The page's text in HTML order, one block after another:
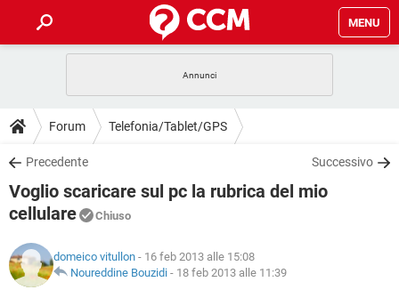
MENU
INTRATTENIMENTO ANDROID
iOS
INSTAGRAM WHATSAPP
TIKTOK
HARDWARE
GUIDE
COVID-19 GAMING
iOS
TIKTOK FACEBOOK
DOWNLOAD
COVID-19 GAMING
INTRATTENIMENTO
iOS WINDOWS 10
INSTAGRAM
FORUM
INTRATTENIMENTO ANDROID
GLOSSARIO
COVID-19
Forum Telefonia/Tablet/GPS
Precedente Successivo
Voglio scaricare sul pc la rubrica del mio
cellulare
Chiuso
domeico vitullon - 16 feb 2013 alle 15:08
Noureddine Bouzidi - 18 feb 2013 alle 11:39